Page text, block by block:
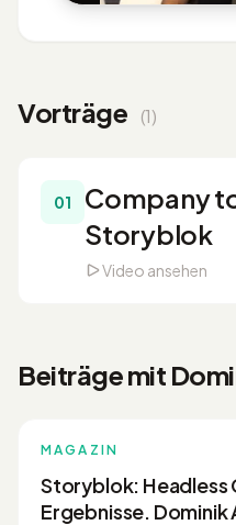
Vorträge (1)
01
Company
Storyblok
Video ansehen
Beiträge mit
MAGAZIN
Storyblok: Headless
Ergebnisse. Dominik